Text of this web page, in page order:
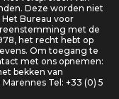
Deze worden niet
Bureau voor
met de
het recht hebt op
Om toegang te
met ons opnemen:
bekken van
Tel: +33 (0) 5